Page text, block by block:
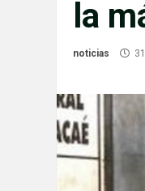
la
noticias